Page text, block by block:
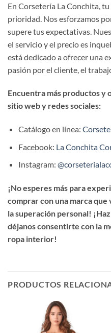
En Corsetería La Conchita,
prioridad. Nos esforzamos
supere tus expectativas.
el servicio y el precio es
está dedicado a ofrecer una
pasión por el cliente, el
Encuentra más productos y
sitio web y redes sociales:
Catálogo en línea:
Facebook: La Conchita
Instagram:
¡No esperes más para
comprar con una marca que
la superación personal!
déjanos consentirte con la
ropa interior!
PRODUCTOS